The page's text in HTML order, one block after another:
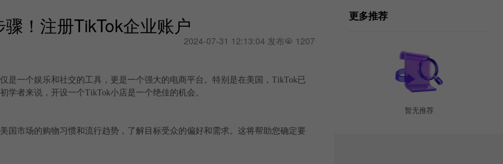
！注册TikTok企业账户
2024-07-31 12:13:04 发布 1207
是一个娱乐和社交的工具，更是一个强大的电商平台。特别是在美国，TikTok已
者来说，开设一个TikTok小店是一个绝佳的机会。
市场的购物习惯和流行趋势，了解目标受众的偏好和需求。这将帮助您确定要
更多推荐
暂无推荐